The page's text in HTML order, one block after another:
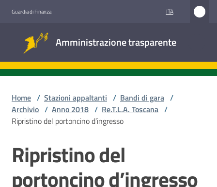
Guardia di Finanza ITA
Amministrazione trasparente
trasparente
Accesso
Stazioni
appaltanti
Home / Stazioni appaltanti / Bandi di gara /
Archivio / Anno 2018 / Re.T.L.A. Toscana /
Ripristino del portoncino d’ingresso
Salta al contenuto
Ripristino del
portoncino d’ingresso